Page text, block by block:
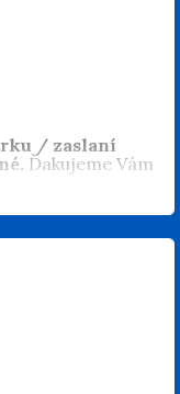
/ zaslaní
Ďakujeme Vám